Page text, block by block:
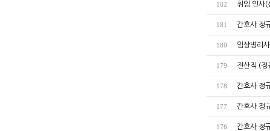
182 취임 인사(
181 간호사 정
180 임상병리
179 전산직 (
178 간호사 정
177 간호사 정
176 간호사 정